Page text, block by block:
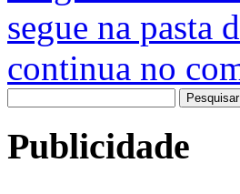
segue na pasta
continua no
por:
Publicidade